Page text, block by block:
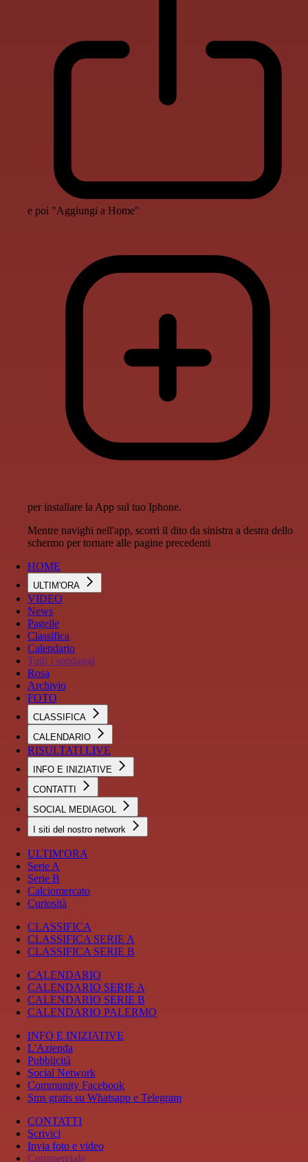
e poi "Aggiungi a Home"
per installare la App sul tuo Iphone.
Mentre navighi nell'app, scorri il dito da sinistra a destra dello
schermo per tornare alle pagine precedenti
HOME
ULTIM'ORA
VIDEO
News
Pagelle
Classifica
Calendario
Tutti i sondaggi
Rosa
Archivio
FOTO
CLASSIFICA
CALENDARIO
RISULTATI LIVE
INFO E INIZIATIVE
CONTATTI
SOCIAL MEDIAGOL
I siti del nostro network
ULTIM'ORA
Serie A
Serie B
Calciomercato
Curiosità
CLASSIFICA
CLASSIFICA SERIE A
CLASSIFICA SERIE B
CALENDARIO
CALENDARIO SERIE A
CALENDARIO SERIE B
CALENDARIO PALERMO
INFO E INIZIATIVE
L'Azienda
Pubblicità
Social Network
Community Facebook
Sms gratis su Whatsapp e Telegram
CONTATTI
Scrivici
Invia foto e video
Commerciale